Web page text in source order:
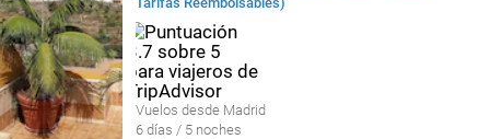
Vuelos desde Madrid
6 días / 5 noches